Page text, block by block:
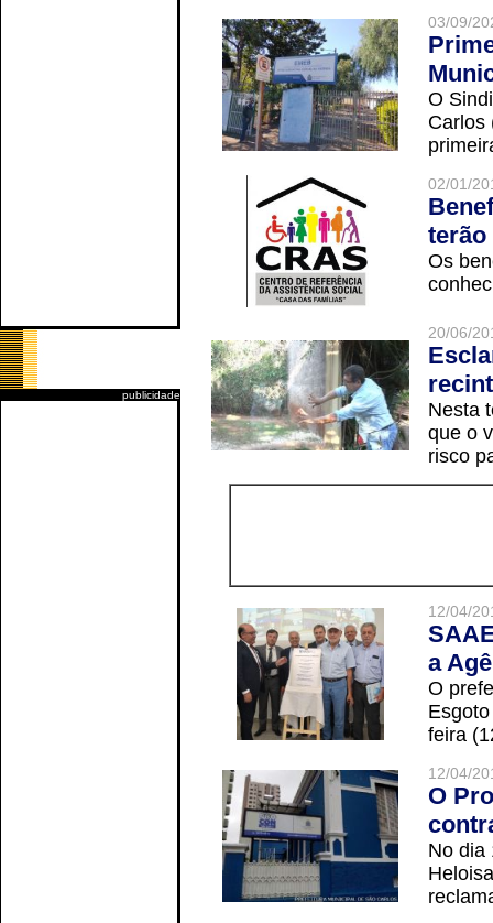
publicidade
03/09/
O
Carlos
02/01/
terão
Os
20/06/
Nesta
que o
risco
12/04/
a
O
feira
12/04/
O
No dia